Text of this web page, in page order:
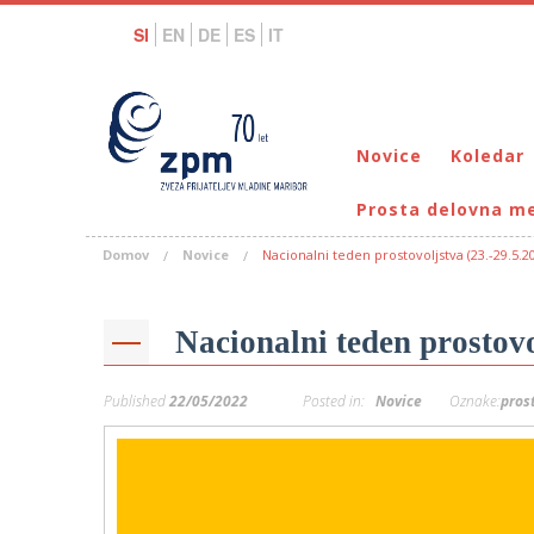
SI EN DE ES IT
Novice Koledar
Prosta delovna
Domov Novice Nacionalni teden prostovoljstva (23.-
Nacionalni teden
Published22/05/2022 Posted in: Novice Oznake: